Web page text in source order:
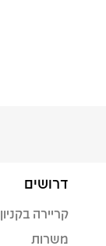
דרושים
קריירה בקניון
משרות